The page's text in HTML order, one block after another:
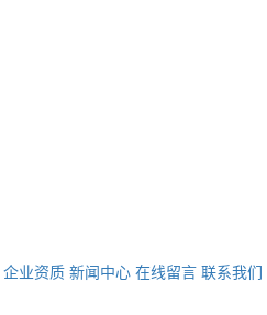
企业资质 新闻中心 在线留言 联系我们